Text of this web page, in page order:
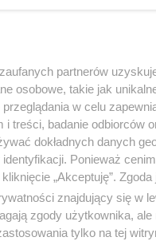
partnerów
osobowe, takie jak
w celu
treści, badanie odbiorców
dokładnych danych
Ponieważ
„Akceptuję”.
znajdujący się w
zgody użytkownika,
tylko na tej